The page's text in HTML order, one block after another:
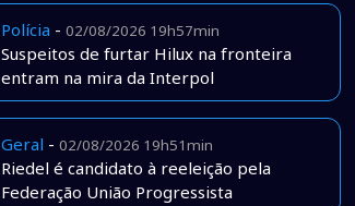
Polícia - 02/08/2026 19h57min
Suspeitos de furtar Hilux na fronteira
entram na mira da Interpol
Geral - 02/08/2026 19h51min
Riedel é candidato à reeleição pela
Federação União Progressista